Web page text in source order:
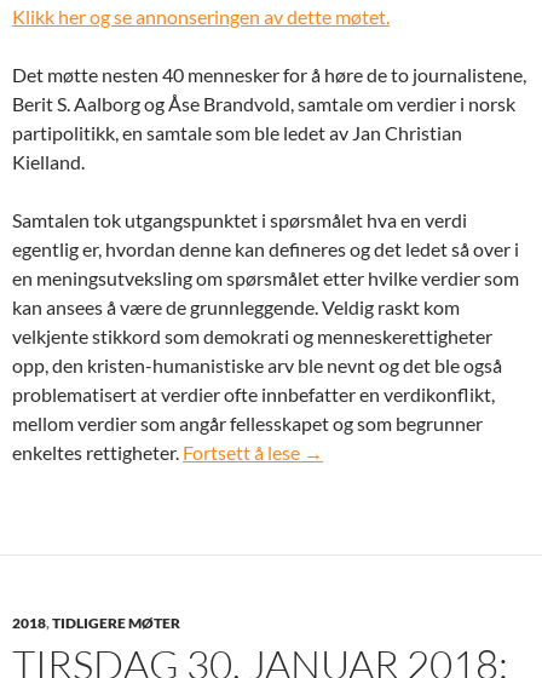
Klikk her og se annonseringen av dette møtet.
Det møtte nesten 40 mennesker for å høre de to journalistene,
Berit S. Aalborg og Åse Brandvold, samtale om verdier i norsk
partipolitikk, en samtale som ble ledet av Jan Christian
Kielland.
Samtalen tok utgangspunktet i spørsmålet hva en verdi
egentlig er, hvordan denne kan defineres og det ledet så over i
en meningsutveksling om spørsmålet etter hvilke verdier som
kan ansees å være de grunnleggende. Veldig raskt kom
velkjente stikkord som demokrati og menneskerettigheter
opp, den kristen-humanistiske arv ble nevnt og det ble også
problematisert at verdier ofte innbefatter en verdikonflikt,
mellom verdier som angår fellesskapet og som begrunner
enkeltes rettigheter. Fortsett å lese Tirsdag 27. februar 2018:
→
2018,TIDLIGERE MØTER
TIRSDAG 30. JANUAR 2018: